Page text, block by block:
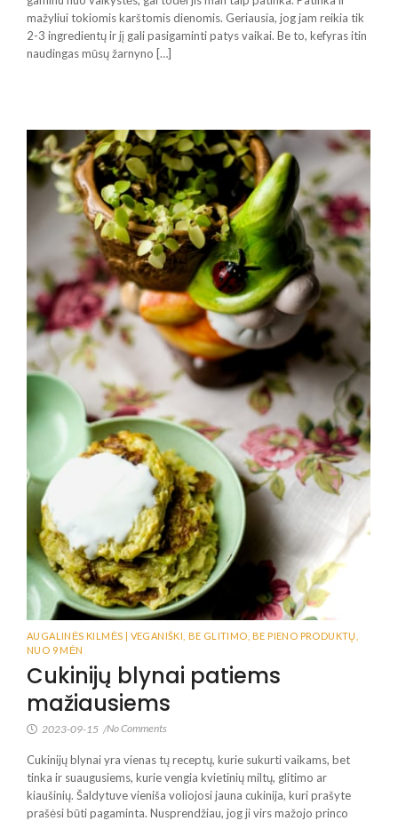
mažyliui tokiomis karštomis dienomis. Geriausia, jog jam reikia tik
2-3 ingredientų ir jį gali pasigaminti patys vaikai. Be to, kefyras itin
naudingas mūsų žarnyno […]
AUGALINĖS KILMĖS | VEGANIŠKI BE GLITIMO BE PIENO PRODUKTŲ
NUO 9 MĖN
Cukinijų blynai patiems
mažiausiems
2023-09-15 /No Comments
Cukinijų blynai yra vienas tų receptų, kurie sukurti vaikams, bet
tinka ir suaugusiems, kurie vengia kvietinių miltų, glitimo ar
kiaušinių. Šaldytuve vieniša voliojosi jauna cukinija, kuri prašyte
prašėsi būti pagaminta. Nusprendžiau, jog ji virs mažojo princo